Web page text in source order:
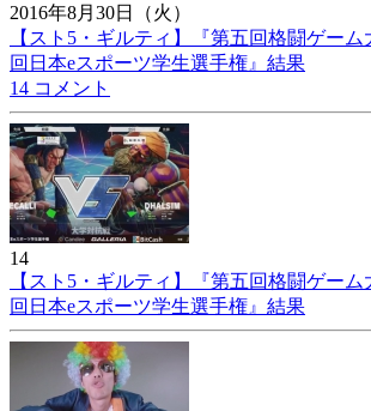
2016年8月30日（火）
【スト5・ギルティ】『第五回格闘ゲー
回日本eスポーツ学生選手権』結果
14 コメント
14
【スト5・ギルティ】『第五回格闘ゲー
回日本eスポーツ学生選手権』結果